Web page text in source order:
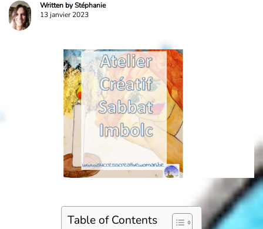
Written byStéphanie
13 janvier 2023
Table of Contents